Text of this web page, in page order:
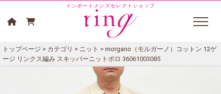
インポートメンズセレクトショップ
トップページ > カテゴリ > ニット > morgano（モルガーノ）コットン 12ゲ
ージ リンクス編み スキッパーニットポロ 36061003085